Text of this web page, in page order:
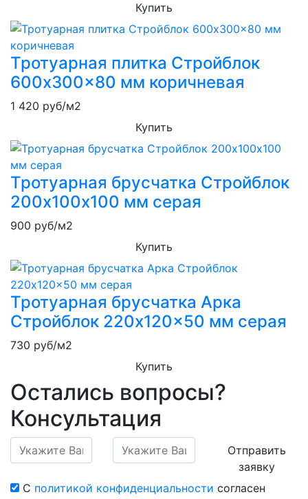
Купить
Тротуарная плитка Стройблок
600x300x80 мм коричневая
1 420 руб/м2
Купить
Тротуарная брусчатка Стройблок
200х100х100 мм серая
900 руб/м2
Купить
Тротуарная брусчатка Арка
Стройблок 220x120x50 мм серая
730 руб/м2
Купить
Остались вопросы?
Консультация
Отправить
заявку
С политикой конфиденциальности согласен